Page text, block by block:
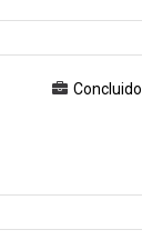
Concluido